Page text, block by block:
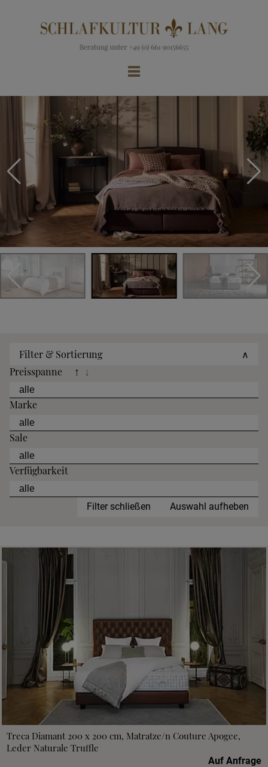
Filter & Sortierung
∧
Preisspanne
↑ ↓
Marke
Sale
Verfügbarkeit
Filter schließen Auswahl aufheben
Treca Diamant 200 x 200 cm, Matratze/n Couture Apogee,
Leder Naturale Truffle
Auf Anfrage